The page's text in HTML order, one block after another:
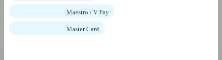
Maestro / V Pay
Master Card